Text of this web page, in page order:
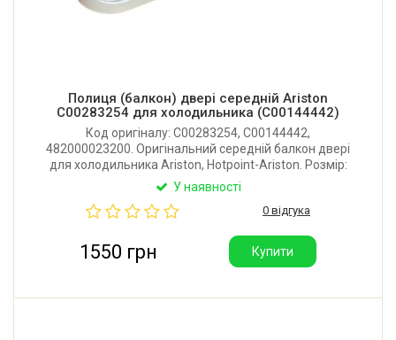
Полиця (балкон) двері середній Ariston
C00283254 для холодильника (C00144442)
Код оригіналу: C00283254, C00144442,
482000023200. Оригінальний середній балкон двері
для холодильника Ariston, Hotpoint-Ariston. Розмір:
445x105 мм. Виробник: Італія.
У наявності
0 відгука
1550 грн Купити